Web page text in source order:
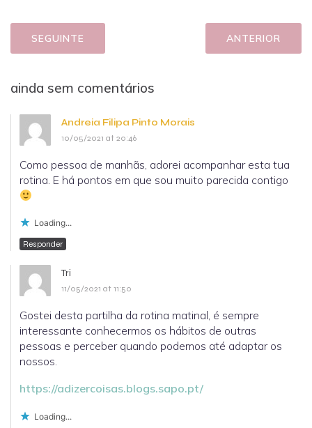
SEGUINTE ANTERIOR
ainda sem comentários
Andreia Filipa Pinto Morais
10/05/2021 at 20:46
Como pessoa de manhãs, adorei acompanhar esta tua
rotina. E há pontos em que sou muito parecida contigo
Loading...
Responder
Tri
11/05/2021 at 11:50
Gostei desta partilha da rotina matinal, é sempre
interessante conhecermos os hábitos de outras
pessoas e perceber quando podemos até adaptar os
nossos.
https://adizercoisas.blogs.sapo.pt/
Loading...